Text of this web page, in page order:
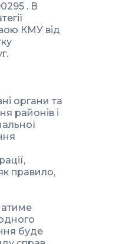
. В
КМУ від
органи та
районів і
правило,
буде